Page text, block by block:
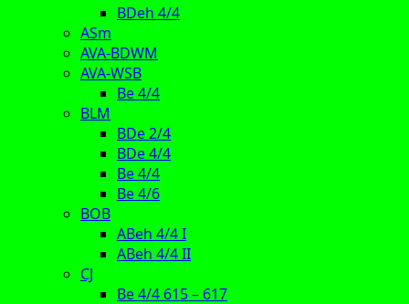
BDeh 4/4
ASm
AVA-BDWM
AVA-WSB
Be 4/4
BLM
BDe 2/4
BDe 4/4
Be 4/4
Be 4/6
BOB
ABeh 4/4 I
ABeh 4/4 II
CJ
Be 4/4 615 – 617